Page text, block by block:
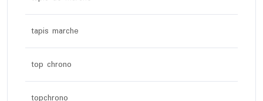
tapis marche
top chrono
topchrono